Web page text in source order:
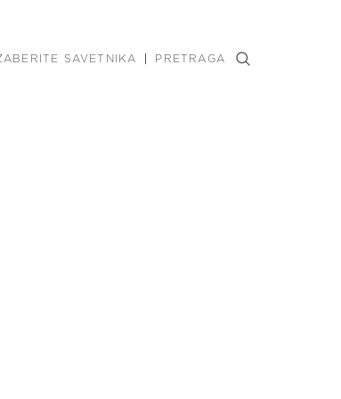
SAVETNIKA PRETRAGA